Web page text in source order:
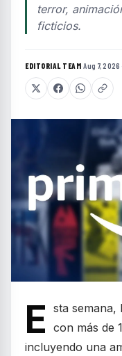
terror,
ficticios.
EDITORIAL TEAM·Aug 7, 2026 ·
E sta semana,
con más de
incluyendo una